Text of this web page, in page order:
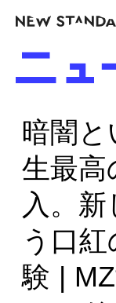
暗闇と
生最高
入。
う口
験 |